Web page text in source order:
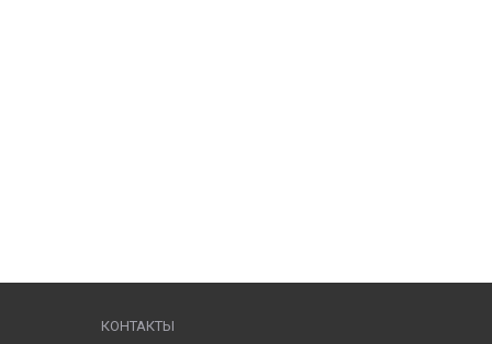
КОНТАКТЫ